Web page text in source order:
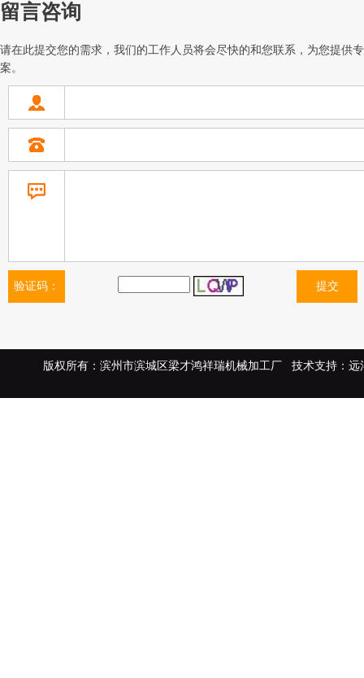
留言咨询
请在此提交您的需求，我们的工作人员将会尽快的和您联系，为您提供
案。
验证码：
版权所有：滨州市滨城区梁才鸿祥瑞机械加工厂 技术支持：